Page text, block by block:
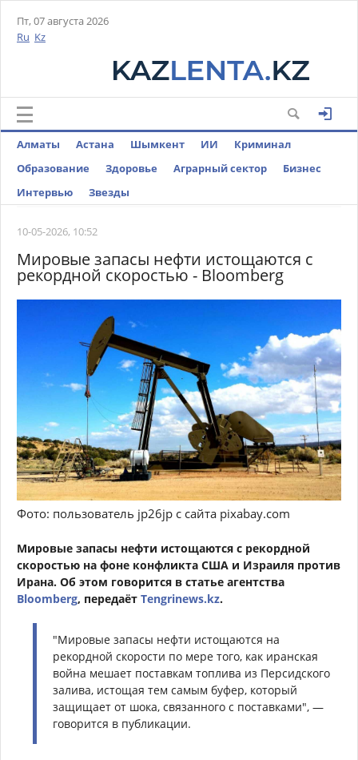
Пт, 07 августа 2026
Ru Kz
Алматы Астана Шымкент ИИ
Криминал
Образование
Здоровье Аграрный сектор
Бизнес
Интервью
Звезды
10-05-2026, 10:52
Мировые запасы нефти истощаются с
рекордной скоростью - Bloomberg
Фото: пользователь jp26jp с сайта pixabay.com
Мировые запасы нефти истощаются с рекордной
скоростью на фоне конфликта США и Израиля против
Ирана. Об этом говорится в статье агентства
Bloomberg, передаёт Tengrinews.kz.
"Мировые запасы нефти истощаются на
рекордной скорости по мере того, как иранская
война мешает поставкам топлива из Персидского
залива, истощая тем самым буфер, который
защищает от шока, связанного с поставками", —
говорится в публикации.